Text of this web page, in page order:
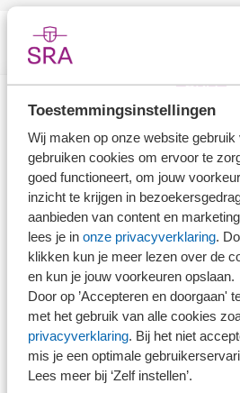
Toestemmingsinstellingen
Wij maken op onze website
gebruiken cookies om ervoor te
goed functioneert, om jouw
inzicht te krijgen in
aanbieden van content en
lees je in onze privacyverklaring.
klikken kun je meer lezen over de
en kun je jouw voorkeuren opslaan.
Door op ’Accepteren en doorgaan'
met het gebruik van alle cookies
privacyverklaring. Bij het niet
mis je een optimale
Lees meer bij ‘Zelf instellen’.
Stel je vaktechnische vraag
Branche in Zicht
Dossiers
Kantoorvinder
Nieuwsbank
Handige links
Veilig bestanden delen